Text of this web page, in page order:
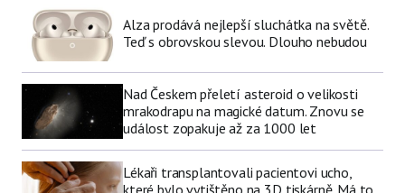
Alza prodává nejlepší sluchátka na světě.
Teď s obrovskou slevou. Dlouho nebudou
Nad Českem přeletí asteroid o velikosti
mrakodrapu na magické datum. Znovu se
událost zopakuje až za 1000 let
Lékaři transplantovali pacientovi ucho,
které bylo vytištěno na 3D tiskárně. Má to